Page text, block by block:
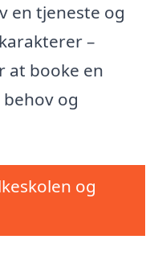
en tjeneste og
–
at booke en
og
og